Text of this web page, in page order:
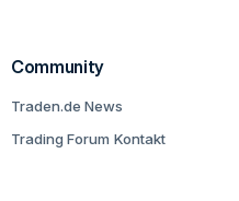
Community
Traden.de News
Trading Forum Kontakt